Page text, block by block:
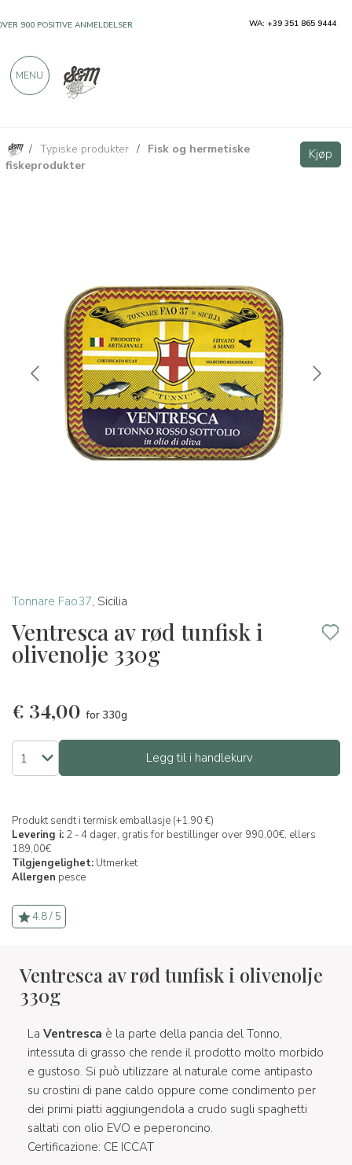
/ Typiske produkter / Fisk og hermetiske
fiskeprodukter
Kjøp
Tonnare Fao37, Sicilia
Ventresca av rød tunfisk i
olivenolje 330g
€ 34,00 for 330g
Legg til i handlekurv
Produkt sendt i termisk emballasje (+1.90 €)
Levering i: 2 - 4 dager, gratis for bestillinger over 990,00€, ellers
189,00€
Tilgjengelighet: Utmerket
Allergen pesce
4.8 / 5
Ventresca av rød tunfisk i olivenolje
330g
La Ventresca è la parte della pancia del Tonno,
intessuta di grasso che rende il prodotto molto morbido
e gustoso. Si può utilizzare al naturale come antipasto
su crostini di pane caldo oppure come condimento per
dei primi piatti aggiungendola a crudo sugli spaghetti
saltati con olio EVO e peperoncino.
Certificazione: CE ICCAT
Ventresca av rød tunfisk i olivenolje 330g Kjøp
900 POSITIVE ANMELDELSER WA: +39 351 865 9444
MENU